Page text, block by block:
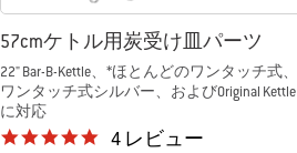
57cmケトル用炭受け皿パーツ
22" Bar-B-Kettle、*ほとんどのワンタッチ式、
ワンタッチ式シルバー、およびOriginal Kettle
に対応
5.0 star rating
4 レビュー